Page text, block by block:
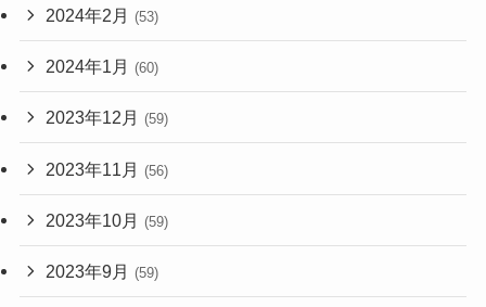
2024年2月 (53)
2024年1月 (60)
2023年12月 (59)
2023年11月 (56)
2023年10月 (59)
2023年9月 (59)